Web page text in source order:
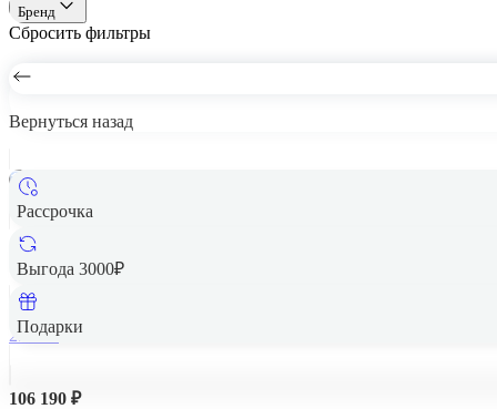
Бренд
Сбросить фильтры
Вернуться назад
Рассрочка
Выгода 3000₽
Подарки
256 Гб
106 190 ₽